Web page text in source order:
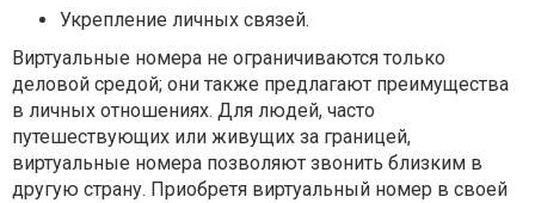
Укрепление личных связей.
Виртуальные номера не ограничиваются только
деловой средой; они также предлагают преимущества
в личных отношениях. Для людей, часто
путешествующих или живущих за границей,
виртуальные номера позволяют звонить близким в
другую страну. Приобретя виртуальный номер в своей